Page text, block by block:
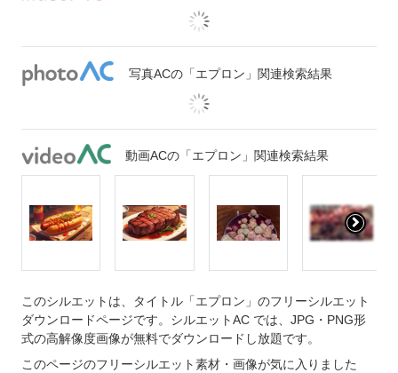
写真ACの「エプロン」関連検索結果
動画ACの「エプロン」関連検索結果
このシルエットは、タイトル「エプロン」のフリーシルエット
ダウンロードページです。シルエットAC では、JPG・PNG形
式の高解像度画像が無料でダウンロードし放題です。
このページのフリーシルエット素材・画像が気に入りました